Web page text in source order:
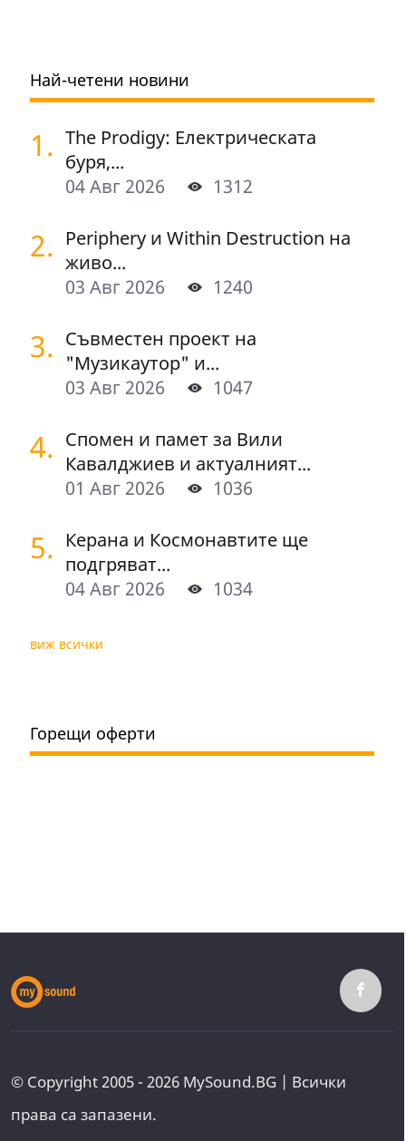
Най-четени новини
1. The Prodigy: Електрическата
буря,...
04 Авг 2026
1312
2. Periphery и Within Destruction на
живо...
03 Авг 2026
1240
3. Съвместен проект на
"Музикаутор" и...
03 Авг 2026
1047
4. Спомен и памет за Вили
Кавалджиев и актуалният...
01 Авг 2026
1036
5. Керана и Космонавтите ще
подгряват...
04 Авг 2026
1034
виж всички
Горещи оферти
© Copyright 2005 - 2026 MySound.BG | Всички
права са запазени.